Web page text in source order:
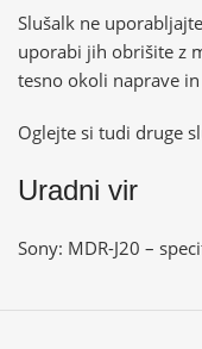
Slušalk ne
uporabi jih obrišite z
tesno okoli naprave
Oglejte si tudi druge
Uradni vir
Sony: MDR-J20 –